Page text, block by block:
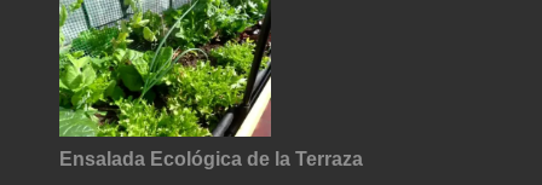
Ensalada Ecológica de la Terraza